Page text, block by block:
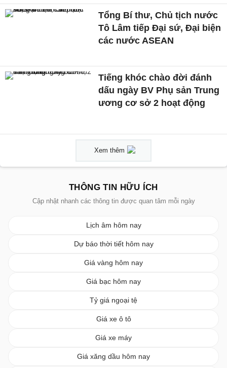
Tổng Bí thư, Chủ tịch nước
Tô Lâm tiếp Đại sứ, Đại biện
các nước ASEAN
Tiếng khóc chào đời đánh
dấu ngày BV Phụ sản Trung
ương cơ sở 2 hoạt động
Xem thêm
THÔNG TIN HỮU ÍCH
Cập nhật nhanh các thông tin được quan tâm mỗi ngày
Lịch âm hôm nay
Dự báo thời tiết hôm nay
Giá vàng hôm nay
Giá bạc hôm nay
Tỷ giá ngoại tệ
Giá xe ô tô
Giá xe máy
Giá xăng dầu hôm nay